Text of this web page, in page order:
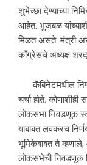
शुभेच्छा देण्याच्या
आहेत. भुजबळ
मिळत असते. मंत्री
कॉंग्रेसचे अध्यक्ष
कॅबिनेटमधील
चर्चा होते.
लोकसभा निवडणूक
याबाबत लवकरच
भूमिकेबाबत ते म्हणाले,
लोकसभेची निवडणूक